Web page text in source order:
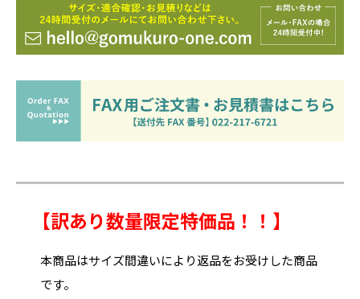
【訳あり数量限定特価品！！】
本商品はサイズ間違いにより返品をお受けした商品
です。